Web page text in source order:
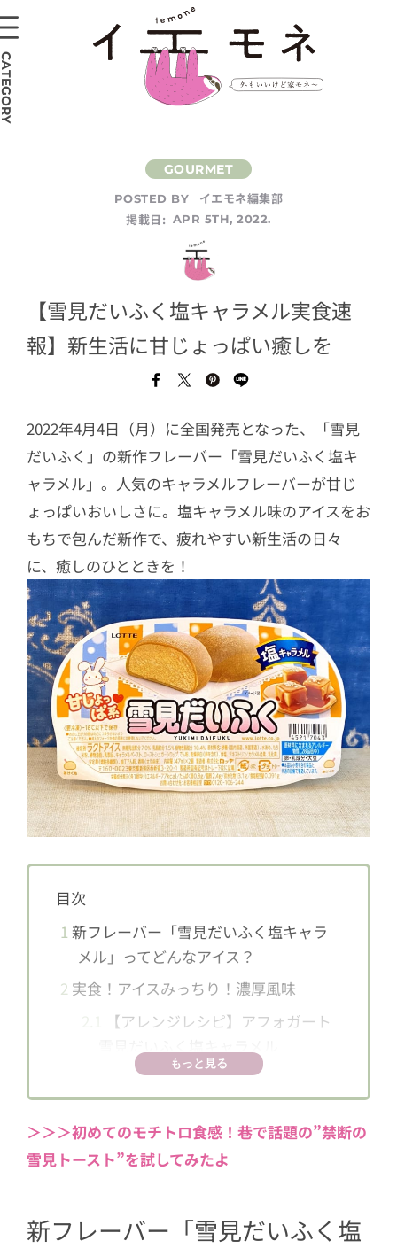
POSTED BY
イエモネ編集部
掲載日: APR 5TH, 2022.
【雪見だいふく塩キャラメル実食速
報】新生活に甘じょっぱい癒しを
2022年4月4日（月）に全国発売となった、「雪見
だいふく」の新作フレーバー「雪見だいふく塩キ
ャラメル」。人気のキャラメルフレーバーが甘じ
ょっぱいおいしさに。塩キャラメル味のアイスをお
もちで包んだ新作で、疲れやすい新生活の日々
に、癒しのひとときを！
目次
1 新フレーバー「雪見だいふく塩キャラ
メル」ってどんなアイス？
2 実食！アイスみっちり！濃厚風味
【アレンジレシピ】アフォガート
もっと見る
＞＞＞初めてのモチトロ食感！巷で話題の”禁断の
雪見トースト”を試してみたよ
新フレーバー「雪見だいふく塩